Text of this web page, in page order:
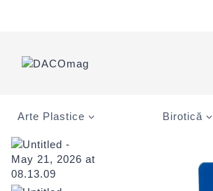
Arte Plastice Birotică